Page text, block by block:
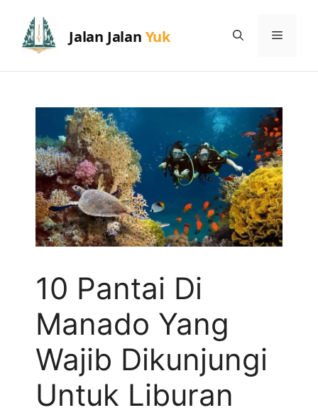
content
Menu
10 Pantai Di
Manado Yang
Wajib Dikunjungi
Untuk Liburan